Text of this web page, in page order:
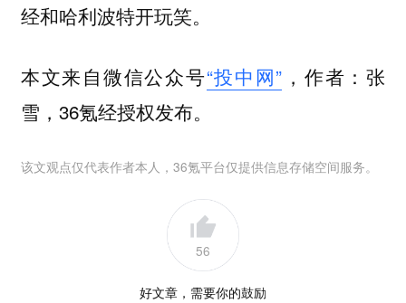
经和哈利波特开玩笑。
本文来自微信公众号“投中网” ，作者：张
雪，36氪经授权发布。
该文观点仅代表作者本人，36氪平台仅提供信息存储空间服务。
56
好文章，需要你的鼓励